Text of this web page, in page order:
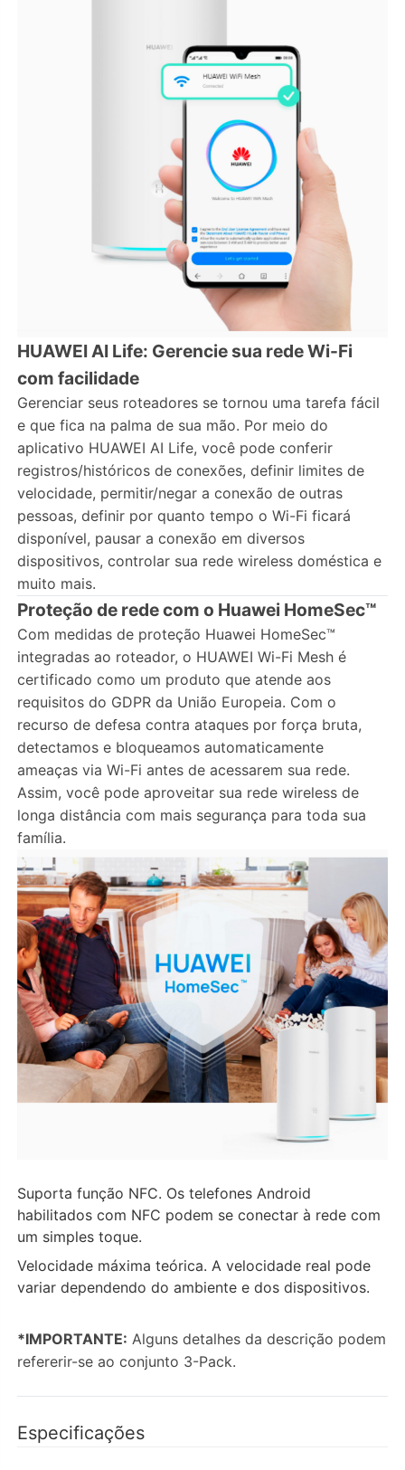
HUAWEI AI Life: Gerencie sua rede Wi-Fi
com facilidade
Gerenciar seus roteadores se tornou uma tarefa fácil
e que fica na palma de sua mão. Por meio do
aplicativo HUAWEI AI Life, você pode conferir
registros/históricos de conexões, definir limites de
velocidade, permitir/negar a conexão de outras
pessoas, definir por quanto tempo o Wi-Fi ficará
disponível, pausar a conexão em diversos
dispositivos, controlar sua rede wireless doméstica e
muito mais.
Proteção de rede com o Huawei HomeSec™
Com medidas de proteção Huawei HomeSec™
integradas ao roteador, o HUAWEI Wi-Fi Mesh é
certificado como um produto que atende aos
requisitos do GDPR da União Europeia. Com o
recurso de defesa contra ataques por força bruta,
detectamos e bloqueamos automaticamente
ameaças via Wi-Fi antes de acessarem sua rede.
Assim, você pode aproveitar sua rede wireless de
longa distância com mais segurança para toda sua
família.
Suporta função NFC. Os telefones Android
habilitados com NFC podem se conectar à rede com
um simples toque.
Velocidade máxima teórica. A velocidade real pode
variar dependendo do ambiente e dos dispositivos.
*IMPORTANTE: Alguns detalhes da descrição podem
refererir-se ao conjunto 3-Pack.
Especificações